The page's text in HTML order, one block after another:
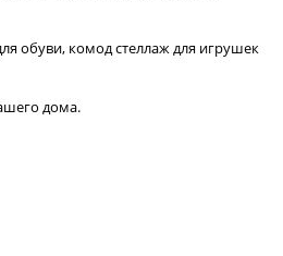
обуви, комод стеллаж для игрушек
дома.